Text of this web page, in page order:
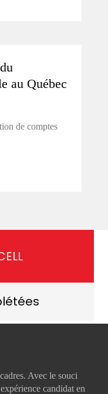
au Québec
de comptes
. Avec le souci
candidat en